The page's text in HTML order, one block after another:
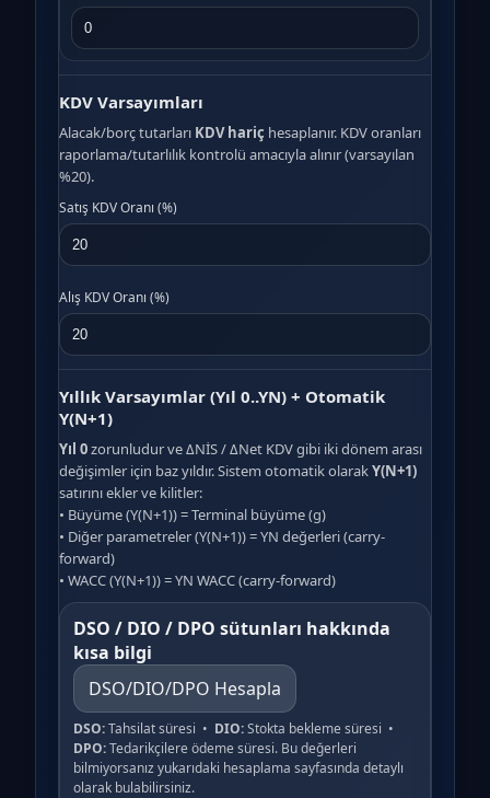
KDV Varsayımları
Alacak/borç tutarları KDV hariç hesaplanır. KDV oranları
raporlama/tutarlılık kontrolü amacıyla alınır (varsayılan
%20).
Satış KDV Oranı (%)
Alış KDV Oranı (%)
Yıllık Varsayımlar (Yıl 0..YN) + Otomatik
Y(N+1)
Yıl 0zorunludur ve ΔNİS / ΔNet KDV gibi iki dönem arası
değişimler için baz yıldır. Sistem otomatik olarakY(N+1)
satırını ekler ve kilitler:
• Büyüme (Y(N+1)) = Terminal büyüme (g)
• Diğer parametreler (Y(N+1)) = YN değerleri (carry-
forward)
• WACC (Y(N+1)) = YN WACC (carry-forward)
DSO / DIO / DPO sütunları hakkında
kısa bilgi
DSO/DIO/DPO Hesapla
DSO:Tahsilat süresi • DIO:Stokta bekleme süresi •
DPO:Tedarikçilere ödeme süresi. Bu değerleri
bilmiyorsanız yukarıdaki hesaplama sayfasında detaylı
olarak bulabilirsiniz.